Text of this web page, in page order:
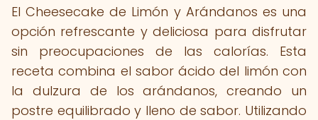
El Cheesecake de Limón y Arándanos es una
opción refrescante y deliciosa para disfrutar
sin preocupaciones de las calorías. Esta
receta combina el sabor ácido del limón con
la dulzura de los arándanos, creando un
postre equilibrado y lleno de sabor. Utilizando